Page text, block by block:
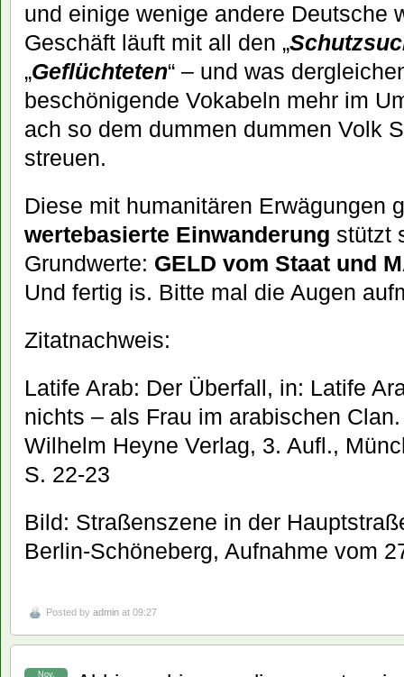
und einige wenige andere Deutsche
Geschäft läuft mit all den „
„Geflüchteten“ – und was
beschönigende Vokabeln mehr im
ach so dem dummen dummen Volk
streuen.
Diese mit humanitären Erwägungen
wertebasierte Einwanderung stützt
Grundwerte: GELD vom Staat und
Und fertig is. Bitte mal die Augen
Zitatnachweis:
Latife Arab: Der Überfall, in: Latife
nichts – als Frau im arabischen
Wilhelm Heyne Verlag, 3. Aufl.,
S. 22-23
Bild: Straßenszene in der
Berlin-Schöneberg, Aufnahme vom
Posted by admin at 09:27
Nov.